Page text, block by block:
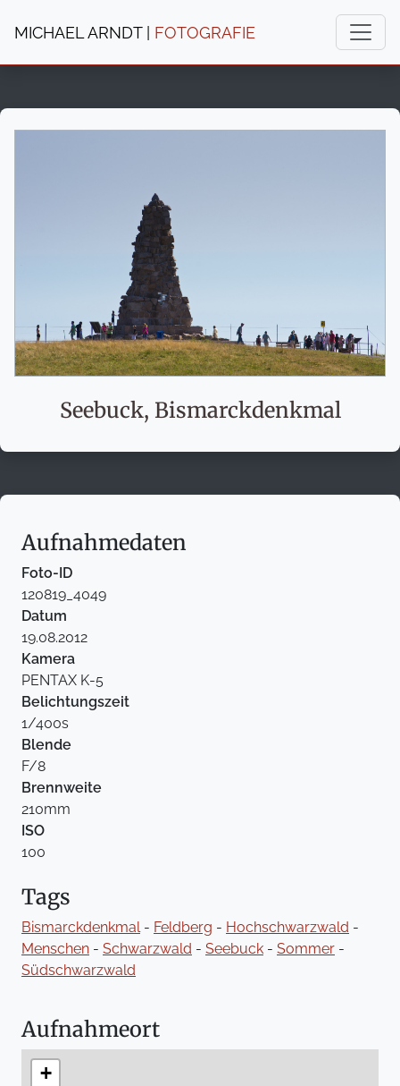
MICHAEL ARNDT | FOTOGRAFIE
Seebuck, Bismarckdenkmal
Aufnahmedaten
Foto-ID
120819_4049
Datum
19.08.2012
Kamera
PENTAX K-5
Belichtungszeit
1/400s
Blende
F/8
Brennweite
210mm
ISO
100
Tags
Bismarckdenkmal- Feldberg - Hochschwarzwald -
Menschen - Schwarzwald - Seebuck - Sommer -
Südschwarzwald
Aufnahmeort
+